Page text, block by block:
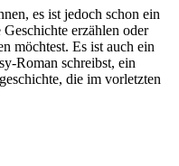
es ist jedoch schon ein
erzählen oder
möchtest. Es ist auch ein
Roman schreibst, ein
die im vorletzten